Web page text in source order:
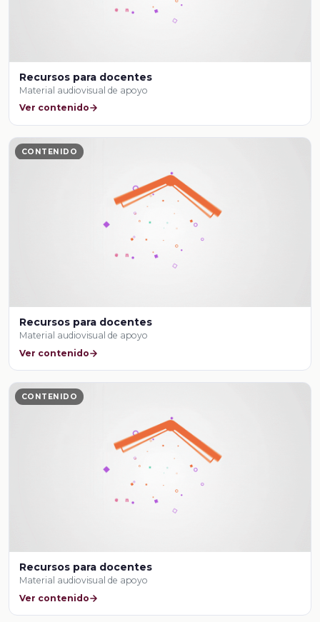
Recursos para docentes
Material audiovisual de apoyo
Ver contenido
CONTENIDO
Recursos para docentes
Material audiovisual de apoyo
Ver contenido
CONTENIDO
Recursos para docentes
Material audiovisual de apoyo
Ver contenido